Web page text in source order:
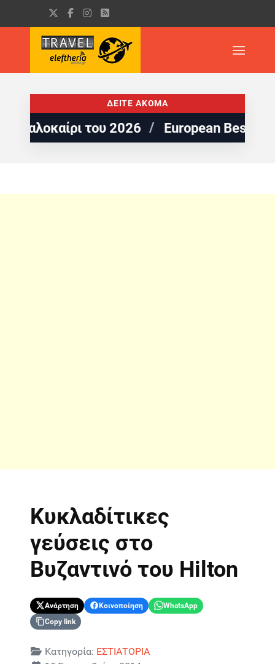
ΔΕΙΤΕ ΑΚΟΜΑ
του 2026 European Best
Κυκλαδίτικες
γεύσεις στο
Βυζαντινό του Hilton
Ανάρτηση Κοινοποίηση
WhatsApp
Copy link
Λεπτομέρειες
Κατηγορία: ΕΣΤΙΑΤΟΡΙΑ